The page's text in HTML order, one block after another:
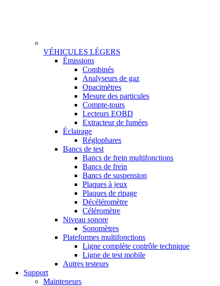
VÉHICULES LÉGERS
GammeÉmissions
Combinés
Analyseurs de gaz
Opacimètres
Mesure des particules
Compte-tours
Lecteurs EOBD
Extracteur de fumées
Éclairage
Réglophares
Bancs de test
Bancs de frein multifonctions
Bancs de frein
Bancs de suspension
Plaques à jeux
Plaques de ripage
Décéléromètre
Céléromètre
Niveau sonore
Sonomètres
Plateformes multifonctions
Ligne complète contrôle technique
Ligne de test mobile
Autres testeurs
Support
Mainteneurs